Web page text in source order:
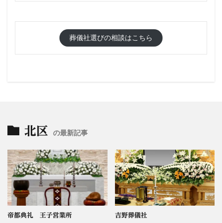
葬儀社選びの相談はこちら
北区 の最新記事
帝都典礼 王子営業所 吉野葬儀社